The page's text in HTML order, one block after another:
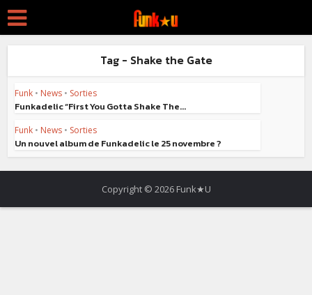
Tag - Shake the Gate
Funk • News • Sorties
Funkadelic “First You Gotta Shake The...
Funk • News • Sorties
Un nouvel album de Funkadelic le 25 novembre ?
Copyright © 2026 Funk★U